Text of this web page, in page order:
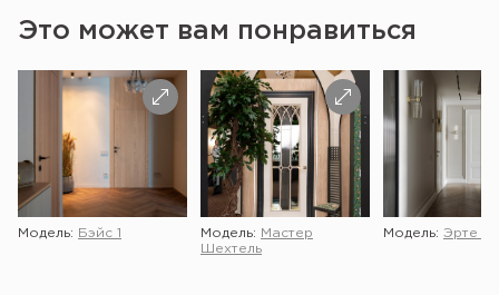
Это может вам понравиться
Модель: Бэйс 1 Модель:
Мастер
Шехтель
Модель: Эрте 2